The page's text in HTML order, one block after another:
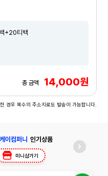
+20티백
총 금액 14,000원
경우 복수의 주소지로도 발송이 가능합니다.
이컴퍼니 인기상품
미니샵가기